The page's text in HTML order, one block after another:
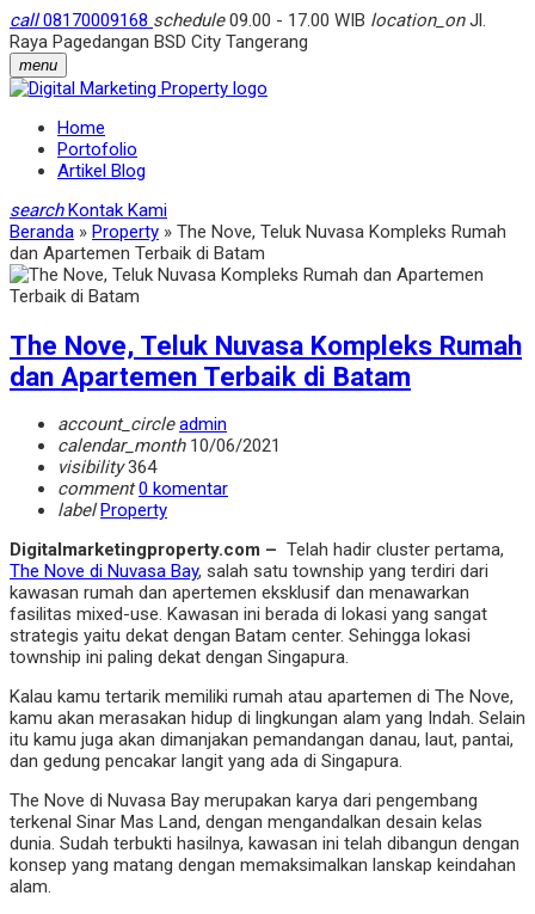
call08170009168 schedule09.00 - 17.00 WIB location_onJl.
Raya Pagedangan BSD City Tangerang
menu
Home
Portofolio
Artikel Blog
search Kontak Kami
Beranda » Property » The Nove, Teluk Nuvasa Kompleks Rumah
dan Apartemen Terbaik di Batam
The Nove, Teluk Nuvasa Kompleks Rumah
dan Apartemen Terbaik di Batam
account_circle admin
calendar_month10/06/2021
visibility364
comment 0 komentar
label Property
Digitalmarketingproperty.com – Telah hadir cluster pertama,
The Nove di Nuvasa Bay, salah satu township yang terdiri dari
kawasan rumah dan apertemen eksklusif dan menawarkan
fasilitas mixed-use. Kawasan ini berada di lokasi yang sangat
strategis yaitu dekat dengan Batam center. Sehingga lokasi
township ini paling dekat dengan Singapura.
Kalau kamu tertarik memiliki rumah atau apartemen di The Nove,
kamu akan merasakan hidup di lingkungan alam yang Indah. Selain
itu kamu juga akan dimanjakan pemandangan danau, laut, pantai,
dan gedung pencakar langit yang ada di Singapura.
The Nove di Nuvasa Bay merupakan karya dari pengembang
terkenal Sinar Mas Land, dengan mengandalkan desain kelas
dunia. Sudah terbukti hasilnya, kawasan ini telah dibangun dengan
konsep yang matang dengan memaksimalkan lanskap keindahan
alam.